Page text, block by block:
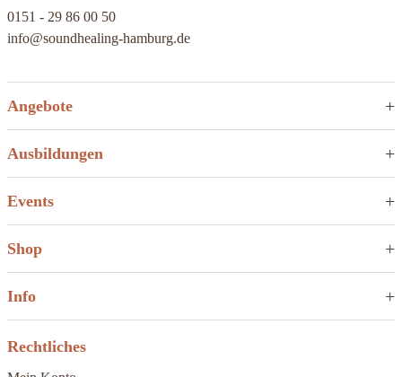
0151 - 29 86 00 50
info@soundhealing-hamburg.de
Angebote
Ausbildungen
Events
Shop
Info
Rechtliches